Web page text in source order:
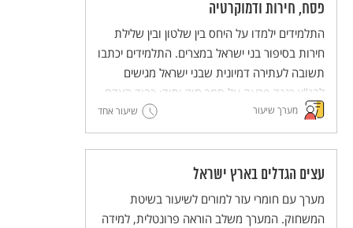
פסח, חירות ודמוקרטיה
התלמידים ילמדו על היחס בין שלטון ובין שלילת
חירות בסיפור בני ישראל במצרים. התלמידים יכתבו
תשובה לעתירה דמיונית שבני ישראל מגישים
לבג"ץ כנגד פרעה על סמך חוק יסוד: כבוד האדם
וחירותו.
המערך כולל עבודה במליאה, עבודה בקבוצות
וסיכום במליאה.
מערך שיעור שיעור אחד
עצים הגדלים בארץ ישראל
מערך עם חומרי עזר למורים לשיעור בשיטת
המשחוק. המערך משלב הוראה פרונטלית, למידה